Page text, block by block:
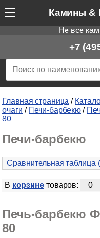
Камины &
Не все
+7
Главная страница /
очаги / Печи-барбекю /
80
Печи-барбекю
Сравнительная таблица (
В корзинетоваров: 0
Печь-барбекю
80